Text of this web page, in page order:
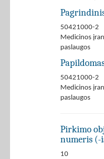
50421000-2
Medicinos
paslaugos
50421000-2
Medicinos
paslaugos
Pirkimo
numeris (-
10